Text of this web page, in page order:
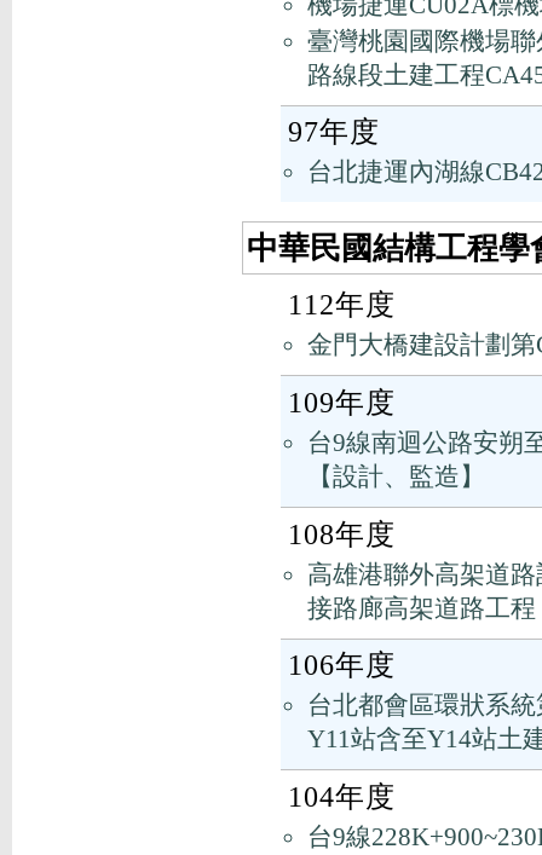
臺灣桃園國際機場
路線段土建工程
97年度
台北捷運內湖線
中華民國結構工程
112年度
金門大橋建設計劃
109年度
台9線南迴公路安朔
【設計、監造】
108年度
高雄港聯外高架道
接路廊高架道路工
106年度
台北都會區環狀系
Y11站含至Y14站土
104年度
台9線